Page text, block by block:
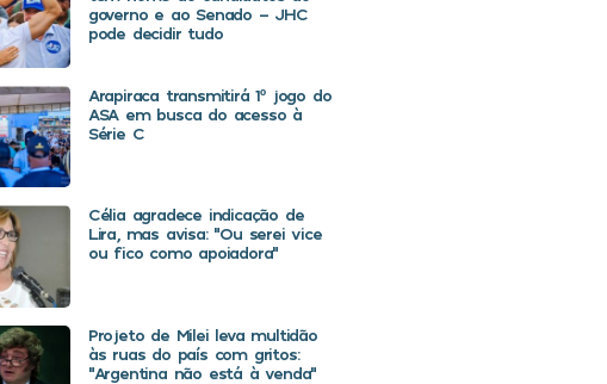
governo e ao Senado – JHC
pode decidir tudo
Arapiraca transmitirá 1º jogo do
ASA em busca do acesso à
Série C
Célia agradece indicação de
Lira, mas avisa: “Ou serei vice
ou fico como apoiadora”
Projeto de Milei leva multidão
às ruas do país com gritos:
“Argentina não está à venda”